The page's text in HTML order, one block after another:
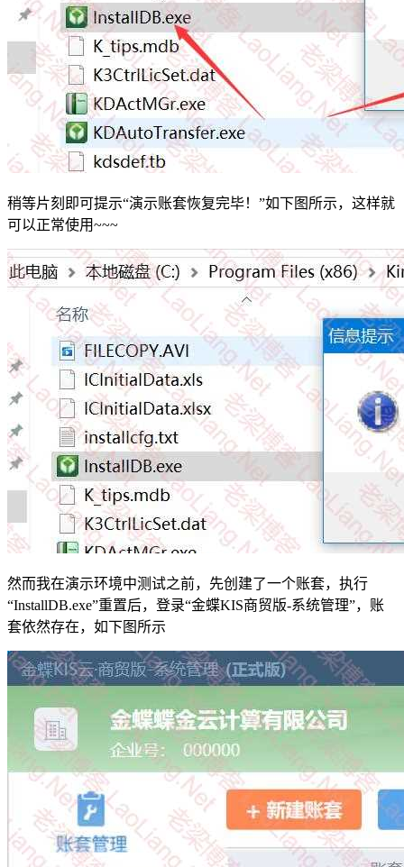
稍等片刻即可提示“演示账套恢复完毕！”如下图所示，这样就
可以正常使用~~~
然而我在演示环境中测试之前，先创建了一个账套，执行
“InstallDB.exe”重置后，登录“金蝶KIS商贸版-系统管理”，账
套依然存在，如下图所示